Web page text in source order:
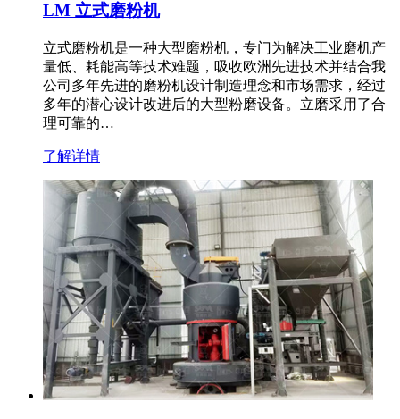
LM 立式磨粉机
立式磨粉机是一种大型磨粉机，专门为解决工业磨机产
量低、耗能高等技术难题，吸收欧洲先进技术并结合我
公司多年先进的磨粉机设计制造理念和市场需求，经过
多年的潜心设计改进后的大型粉磨设备。立磨采用了合
理可靠的…
了解详情